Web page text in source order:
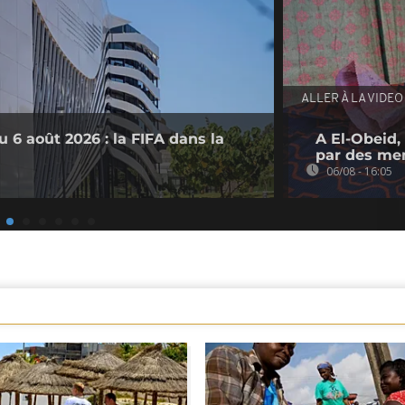
6 août 2026 : la FIFA dans la
ALLER À LA VIDEO
A El-
par des
06/08 - 16:05